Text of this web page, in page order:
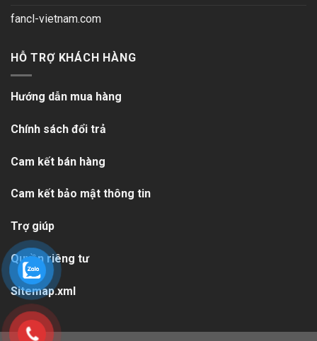
fancl-vietnam.com
HỖ TRỢ KHÁCH HÀNG
Hướng dẫn mua hàng
Chính sách đổi trả
Cam kết bán hàng
Cam kết bảo mật thông tin
Trợ giúp
Quyền riêng tư
Sitemap.xml